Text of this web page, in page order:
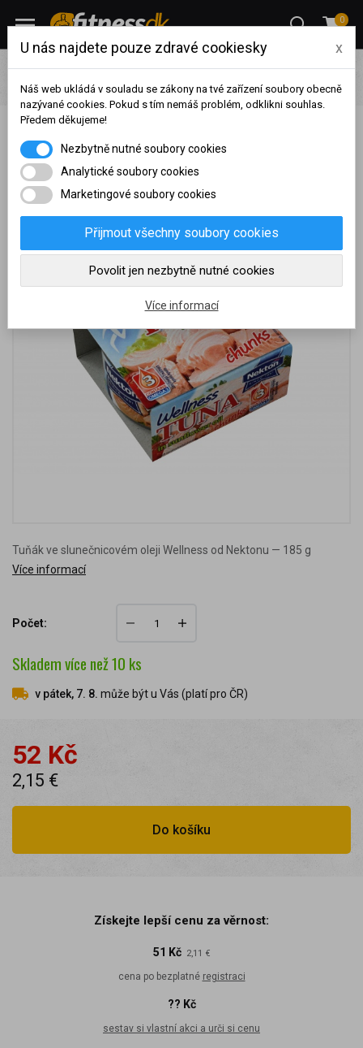
0
Potraviny Ryby
Nekton - Tuňák ve slunečnicovém oleji -
kousky Wellness
Nekton - Tuňák ve slunečnicovém oleji - kousky
Wellness
Tuňák ve slunečnicovém oleji Wellness od Nektonu — 185 g
Více informací
Počet:
Sklademvíce než 10 ks
v pátek, 7. 8. může být u Vás (platí pro ČR)
52 Kč
2,15 €
Do košíku
Získejte lepší cenu za věrnost:
51 Kč 2,11 €
cena po bezplatné registraci
?? Kč
sestav si vlastní akci a urči si cenu
dosaženého obratu za
sledované období, byl váš
účet přeřazen do jiné
skupiny:
U nás najdete pouze zdravé cookiesky x
Náš web ukládá v souladu se zákony na tvé zařízení soubory obecně
nazývané cookies. Pokud s tím nemáš problém, odklikni souhlas.
Předem děkujeme!
Nezbytně nutné soubory cookies
Analytické soubory cookies
Marketingové soubory cookies
Přijmout všechny soubory cookies
Povolit jen nezbytně nutné cookies
Více informací